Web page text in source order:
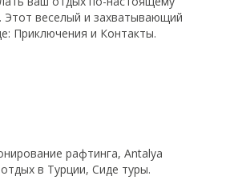
веселый и захватывающий
Приключения и Контакты.
рафтинга, Antalya
в Турции, Сиде туры.